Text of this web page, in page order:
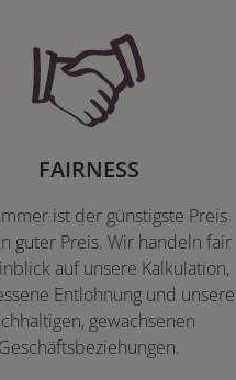
FAIRNESS
ist der günstigste Preis
guter Preis. Wir handeln fair
auf unsere Kalkulation,
Entlohnung und unsere
gewachsenen
Geschäftsbeziehungen.